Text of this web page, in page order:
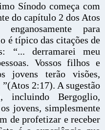
Sínodo começa com
do capítulo 2 dos Atos
para
é típico das citações de
“... derramarei meu
Vossos filhos e
jovens terão visões,
2:17). A sugestão
incluindo Bergoglio,
jovens, simplesmente
de profetizar e receber